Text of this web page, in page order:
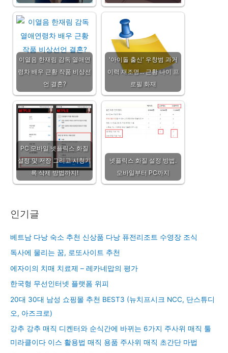
이열음 한재림 감독 열애연
령차 배우 근황 작품 비상선
언 결혼?
'아이돌 출신' 우창범 과거
이력 재조명... 근황 나이 프
로필 화재
PC 모바일 넷플릭스 화질
설정 및 저장 그리고 시청기
록 삭제 방법까지!
넷플릭스 화질 설정 방법.
모바일부터 PC까지
인기글
베트남 다낭 숙소 추천 신상품 다낭 퓨전리조트 수영장 조식
독사에 물리는 꿈, 로또사이트 추천
에자이의 치매 치료제 – 레카네맙의 평가
한국형 무선인터넷 플랫폼 위피
20대 30대 남성 쇼핑몰 추천 BEST3 (뉴치프시크 NCC, 단스튜디
오, 아즈크로)
강추 강추 매직 디켄터와 순식간에 바뀌는 6가지 주사위 매직 툴
미라클이다 이스 활용법 매직 용품 주사위 매직 초간단 마법